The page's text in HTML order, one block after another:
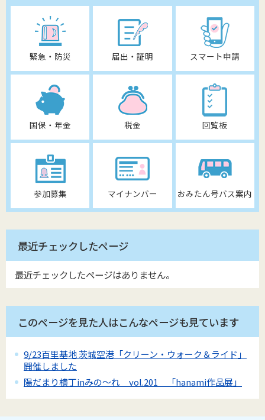
緊急・防災 届出・証明 スマート申請
国保・年金 税金 回覧板
参加募集 マイナンバー おみたん号バス案内
最近チェックしたページ
最近チェックしたページはありません。
このページを見た人はこんなページも見ています
9/23百里基地 茨城空港「クリーン・ウォーク＆ライド」
開催しました
陽だまり横丁inみの～れ vol.201 「hanami作品展」